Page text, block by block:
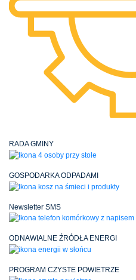
RADA GMINY
GOSPODARKA ODPADAMI
Newsletter SMS
ODNAWIALNE ŹRÓDŁA ENERGI
PROGRAM CZYSTE POWIETRZE